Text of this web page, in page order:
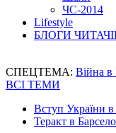
ЧС-2014
Lifestyle
БЛОГИ
СПЕЦТЕМА: Війна в
ВСІ ТЕМИ
Вступ України
Теракт в